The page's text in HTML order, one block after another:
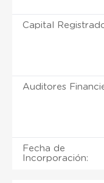
Capital
Auditores
Fecha de
Incorporación: